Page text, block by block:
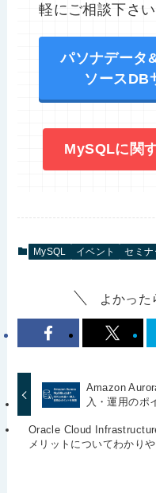
軽にご相談下さい
パソナデータ
ソースDB
MySQLに関
MySQL イベント セミナ
よかった
Amazon
入・運用のポ
Oracle Cloud
メリットについてわかり